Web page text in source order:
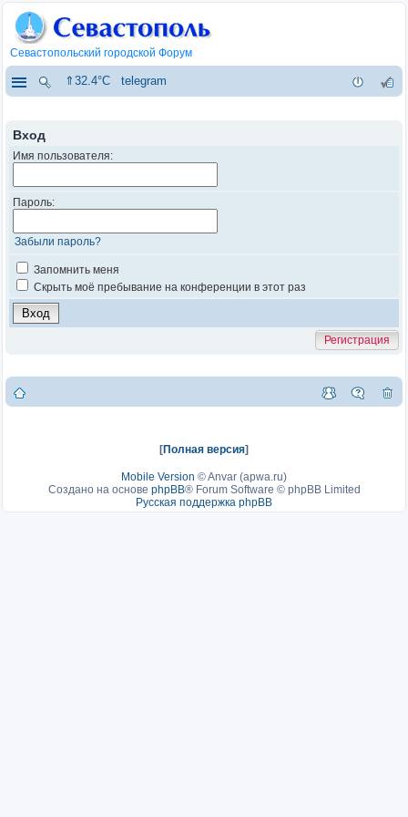
Севастопольский городской Форум
⇑32.4°C telegram
Вход
Имя пользователя:
Пароль:
Забыли пароль?
Запомнить меня
Скрыть моё пребывание на конференции в этот раз
Регистрация
[Полная версия]
Mobile Version ©Anvar (apwa.ru)
Создано на основе phpBB® Forum Software © phpBB Limited
Русская поддержка phpBB